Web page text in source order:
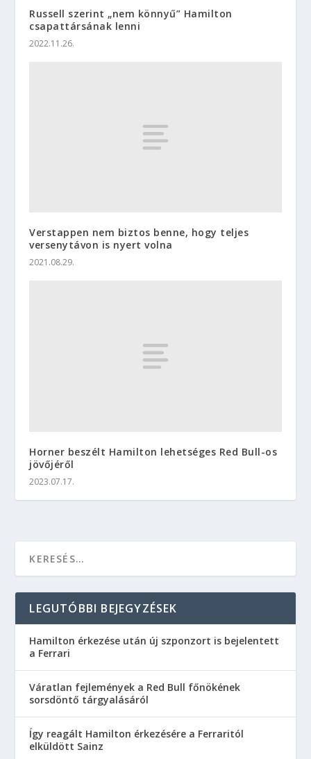
Russell szerint „nem könnyű” Hamilton
csapattársának lenni
2022.11.26.
Verstappen nem biztos benne, hogy teljes
versenytávon is nyert volna
2021.08.29.
Horner beszélt Hamilton lehetséges Red Bull-os
jövőjéről
2023.07.17.
LEGUTÓBBI BEJEGYZÉSEK
Hamilton érkezése után új szponzort is bejelentett
a Ferrari
Váratlan fejlemények a Red Bull főnökének
sorsdöntő tárgyalásáról
Így reagált Hamilton érkezésére a Ferraritól
elküldött Sainz